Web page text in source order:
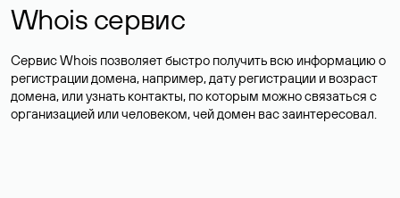
Whois сервис
Сервис Whois позволяет быстро получить всю информацию о
регистрации домена, например, дату регистрации и возраст
домена, или узнать контакты, по которым можно связаться с
организацией или человеком, чей домен вас заинтересовал.